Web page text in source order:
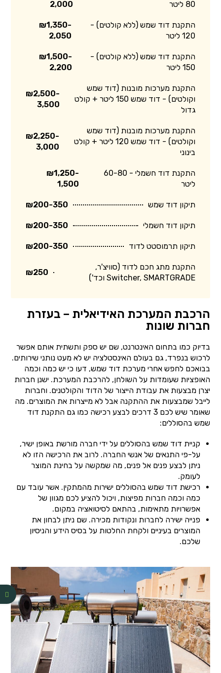
80 ליטר 2,000
התקנת דוד שמש (ללא קולטים) -
120 ליטר
₪1,350-
2,050
התקנת דוד שמש (ללא קולטים) -
150 ליטר
₪1,500-
2,200
התקנת מערכות מובנות (דוד שמש
וקולטים) - דוד שמש 150 ליטר + קולט
גדול
₪2,500-
3,500
התקנת מערכות מובנות (דוד שמש
וקולטים) - דוד שמש 120 ליטר + קולט
בינוני
₪2,250-
3,000
התקנת דוד חשמלי - 60-80
ליטר
₪1,250-
1,500
תיקון דוד שמש ₪200-350
תיקון דוד חשמלי ₪200-350
תיקון תרמוסטט לדוד ₪200-350
התקנת מתג חכם לדוד (סוויצ'ר,
Switcher, SMARTGRADE וכד')
₪250
הרכבת המערכת האידיאלית – בעזרת
חברות שונות
בדיוק כמו בתחום האינטרנט, שם יש ספק ותשתית אותם אפשר
לרכוש בנפרד, גם בעולם האינסטלציה יש לא מעט נותני שירותים.
בבואכם לחפש אחרי מערכת דוד שמש, דעו כי יש כמה וכמה
האופציות שעומדות על השולחן, להרכבת המערכת. ישנן חברות
יצרן מבצעות את עבודת הייצור של הדוד והקולטנים. וחברות
לייבל שמבצעות את ההתקנה אבל לא מייצרות את המוצרים. מה
שאומר שיש לכם 3 דרכים לבצע רכישה כמו גם התקנת דוד
שמש בהסוללים:
קניית דוד שמש בהסוללים על ידי חברה מורשת באופן ישיר,
על-פי התנאים של אנשי החברה. לרוב את הרכישה הזו לא
ניתן לבצע פנים אל פנים, מה שמקשה על בחינת המוצר
לעומק.
רכישת דוד שמש בהסוללים ישירות מהמתקין. אשר עובד עם
כמה וכמה חברות מפיצות, ויכול להציע לכם מגוון של
אפשרויות מתאימות, בהתאם לסיטואציה במקום.
פנייה ישירה לחברות ונקודות מכירה. שם ניתן לבחון את
המוצרים בעיניים ולקחת החלטות על בסיס הידע והניסיון
שלכם.